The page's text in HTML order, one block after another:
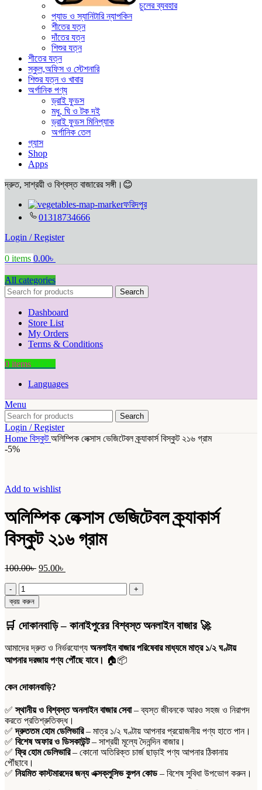
চুলের ব্যবহার
প্যাড ও স্যানিটারি ন্যাপকিন
শীতের যত্ন
দাঁতের যত্ন
শিশুর যত্ন
শীতের যত্ন
স্কুল,অফিস ও স্টেশনারি
শিশুর যত্ন ও খাবার
অর্গানিক পণ্য
ড্রাই ফুডস
মধু, ঘি ও টক দই
ড্রাই ফুডস মিনিপ্যাক
অর্গানিক তেল
গ্যাস
Shop
Apps
দ্রুত, সাশ্রয়ী ও বিশ্বস্ত বাজারের সঙ্গী।😊
ফরিদপুর
01318734666
Login / Register
0 items 0.00৳
All categories
Search
Dashboard
Store List
My Orders
Terms & Conditions
0 items
Languages
Menu
Search
Login / Register
Home বিস্কুটঅলিম্পিক লেক্সাস ভেজিটেবল ক্র্যাকার্স বিস্কুট ২১৬ গ্রাম
-5%
Add to wishlist
অলিম্পিক লেক্সাস ভেজিটেবল ক্র্যাকার্স
বিস্কুট ২১৬ গ্রাম
100.00৳ Original
100.00৳ .
95.00৳
অলিম্পিক
লেক্সাস
ভেজিটেবল
বিস্কুট
গ্রাম
quantity
ক্রয় করুন
🛒 দোকানবাড়ি – কানাইপুরের বিশ্বস্ত অনলাইন বাজার🚀
আমাদের দ্রুত ও নির্ভরযোগ্য অনলাইন বাজার পরিষেবার মাধ্যমে মাত্র ১/২ ঘণ্টায়
আপনার দরজায় পণ্য পৌঁছে যাবে। 🏠📦
কেন দোকানবাড়ি?
✅স্থানীয় ও বিশ্বস্ত অনলাইন বাজার সেবা– ব্যস্ত জীবনকে আরও সহজ ও নিরাপদ
করতে প্রতিশ্রুতিবদ্ধ।
✅দ্রুততম হোম ডেলিভারি– মাত্র ১/২ ঘণ্টায় আপনার প্রয়োজনীয় পণ্য হাতে পান।
✅ বিশেষ অফার ও ডিসকাউন্ট– সাশ্রয়ী মূল্যে দৈনন্দিন বাজার।
✅ ফ্রি হোম ডেলিভারি– কোনো অতিরিক্ত চার্জ ছাড়াই পণ্য আপনার ঠিকানায়
পৌঁছাবে।
✅ নিয়মিত কাস্টমারদের জন্য এক্সক্লুসিভ কুপন কোড– বিশেষ সুবিধা উপভোগ করুন।